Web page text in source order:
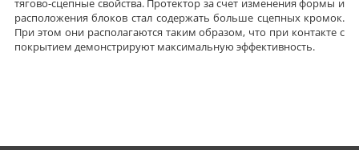
тягово-сцепные свойства. Протектор за счет изменения формы и
расположения блоков стал содержать больше сцепных кромок.
При этом они располагаются таким образом, что при контакте с
покрытием демонстрируют максимальную эффективность.